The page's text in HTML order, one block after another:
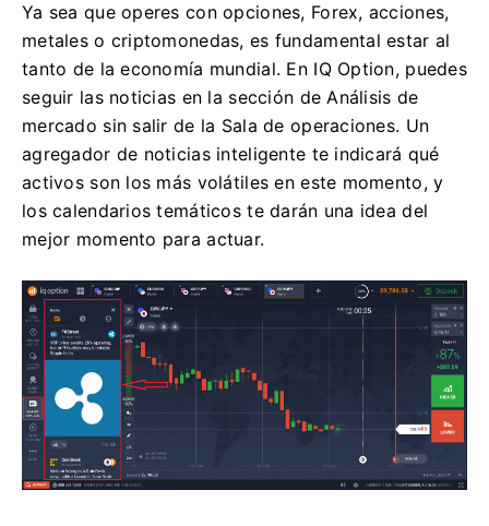
Ya sea que operes con opciones, Forex, acciones,
metales o criptomonedas, es fundamental estar al
tanto de la economía mundial. En IQ Option, puedes
seguir las noticias en la sección de Análisis de
mercado sin salir de la Sala de operaciones. Un
agregador de noticias inteligente te indicará qué
activos son los más volátiles en este momento, y
los calendarios temáticos te darán una idea del
mejor momento para actuar.